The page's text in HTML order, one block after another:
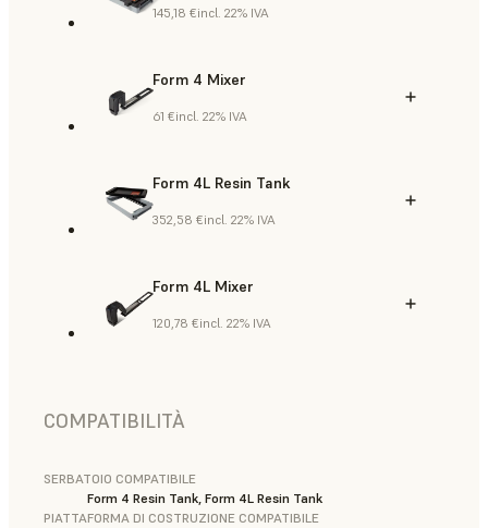
145,18 €incl. 22% IVA
Form 4 Mixer
61 €incl. 22% IVA
Form 4L Resin Tank
352,58 €incl. 22% IVA
Form 4L Mixer
120,78 €incl. 22% IVA
COMPATIBILITÀ
SERBATOIO COMPATIBILE
Form 4 Resin Tank, Form 4L Resin Tank
PIATTAFORMA DI COSTRUZIONE COMPATIBILE